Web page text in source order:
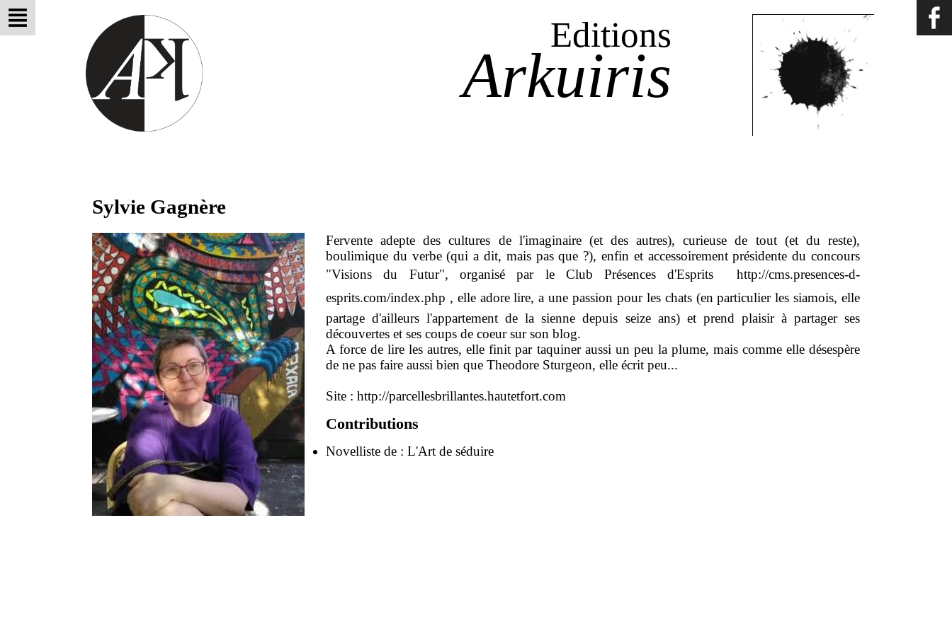
Editions
Arkuiris
Sylvie Gagnère
Fervente adepte des cultures de l'imaginaire (et des autres), curieuse de tout (et du reste),
boulimique du verbe (qui a dit, mais pas que ?), enfin et accessoirement présidente du concours
"Visions du Futur", organisé par le Club Présences d'Esprits  http://cms.presences-d-
esprits.com/index.php , elle adore lire, a une passion pour les chats (en particulier les siamois, elle
partage d'ailleurs l'appartement de la sienne depuis seize ans) et prend plaisir à partager ses
découvertes et ses coups de coeur sur son blog.
A force de lire les autres, elle finit par taquiner aussi un peu la plume, mais comme elle désespère
de ne pas faire aussi bien que Theodore Sturgeon, elle écrit peu...
Site : http://parcellesbrillantes.hautetfort.com
Contributions
Novelliste de : L'Art de séduire